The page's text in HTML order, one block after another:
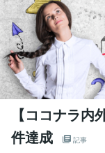
【ココナラ
件達成
記事